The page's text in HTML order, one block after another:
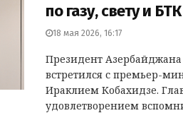
по газу, свету и БТК
18 мая 2026, 16:17
Президент
встретился с премьер-
Ираклием Кобахидзе.
удовлетворением